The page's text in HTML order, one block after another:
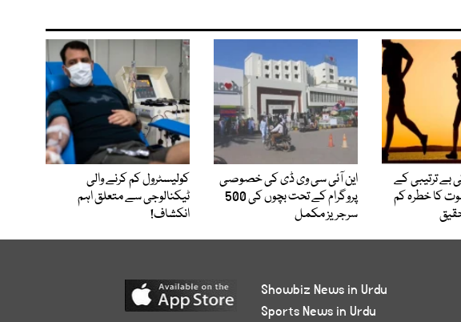
ترتیبی کے
کا خطرہ کم
این آئی سی وی ڈی کی خصوصی
پروگرام کے تحت بچوں کی 500
سرجریز مکمل
کولیسٹرول کم کرنے والی
ٹیکنالوجی سے متعلق اہم
انکشاف!
Showbiz News in Urdu
Sports News in Urdu